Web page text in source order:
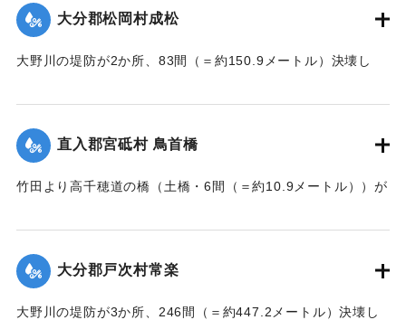
｜固有コード:
大分郡松岡村成松
大野川の堤防が2か所、83間（＝約150.9メートル）決壊し
｜固有コード: 002680208
直入郡宮砥村 鳥首橋
竹田より高千穂道の橋（土橋・6間（＝約10.9メートル））が
｜固有コード: 002680202
大分郡戸次村常楽
大野川の堤防が3か所、246間（＝約447.2メートル）決壊し